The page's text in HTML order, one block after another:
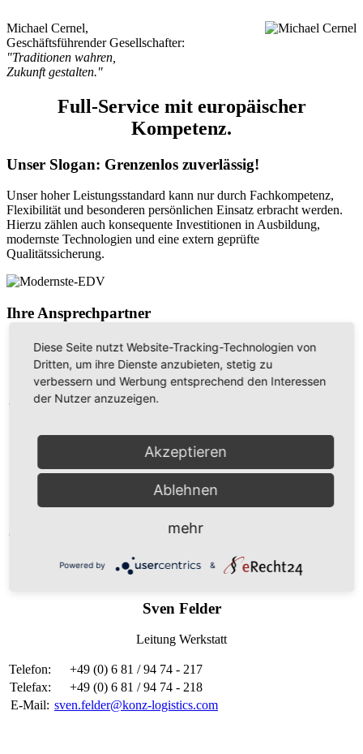
Michael Cernel,
Geschäftsführender Gesellschafter:
"Traditionen wahren,
Zukunft gestalten."
Full-Service mit europäischer
Kompetenz.
Unser Slogan: Grenzenlos zuverlässig!
Unser hoher Leistungsstandard kann nur durch Fachkompetenz,
Flexibilität und besonderen persönlichen Einsatz erbracht werden.
Hierzu zählen auch konsequente Investitionen in Ausbildung,
modernste Technologien und eine extern geprüfte
Qualitätssicherung.
Ihre Ansprechpartner
Martin Grünberg
Manager Operations
Telefon:
+49 (0) 6 81 / 94 74 - 290
martin.gruenberg@konz-logistics.com
Frank Scheidhauer
Kaufm. Leitung
Telefon:
+49 (0) 6 81 / 94 74 - 250
+49 (0) 6 81 / 94 74 - 299
Frank.Scheidhauer@konz-logistics.com
Sven Felder
Leitung Werkstatt
Telefon:
+49 (0) 6 81 / 94 74 - 217
Telefax:
+49 (0) 6 81 / 94 74 - 218
E-Mail: sven.felder@konz-logistics.com
Diese Seite nutzt Website-Tracking-Technologien von
Dritten, um ihre Dienste anzubieten, stetig zu
verbessern und Werbung entsprechend den Interessen
der Nutzer anzuzeigen.
Akzeptieren
Ablehnen
mehr
Powered by &